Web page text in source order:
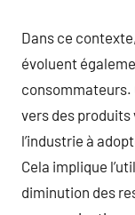
Dans ce
évoluent
consommateurs.
vers des
l’industrie à
Cela implique
diminution des